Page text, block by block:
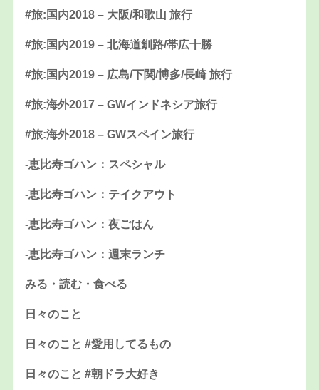
#旅:国内2018 – 大阪/和歌山 旅行
#旅:国内2019 – 北海道釧路/帯広十勝
#旅:国内2019 – 広島/下関/博多/長崎 旅行
#旅:海外2017 – GWインドネシア旅行
#旅:海外2018 – GWスペイン旅行
-恵比寿ゴハン：スペシャル
-恵比寿ゴハン：テイクアウト
-恵比寿ゴハン：夜ごはん
-恵比寿ゴハン：週末ランチ
みる・読む・食べる
日々のこと
日々のこと #愛用してるもの
日々のこと #朝ドラ大好き